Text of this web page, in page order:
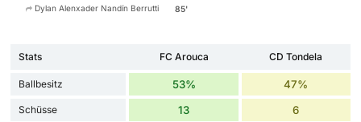
Dylan Alenxader Nandín Berrutti 85'
Stats FC Arouca CD Tondela
Ballbesitz 53% 47%
Schüsse 13 6